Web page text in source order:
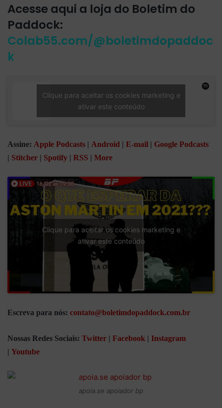
Acesse aqui a loja do Boletim do
Paddock:
Colab55.com/@boletimdopaddoc
k
Clique para aceitar os cookies marketing e
ativar este conteúdo
Assine: Apple Podcasts | Android | E-mail | Google Podcasts
| Stitcher | Spotify | RSS | More
Clique para aceitar os cookies marketing e
ativar este conteúdo
Escreva para nós: contato@boletimdopaddock.com.br
Nossas Redes Sociais: Twitter | Facebook | Instagram
| Youtube
apoia.se apoiador bp